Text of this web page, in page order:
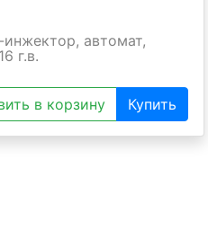
инжектор, автомат,
г.в.
в корзину Купить